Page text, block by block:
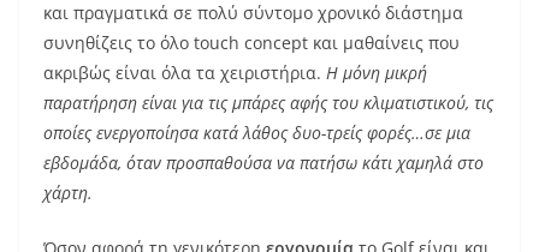
και πραγματικά σε πολύ σύντομο χρονικό διάστημα
συνηθίζεις το όλο touch concept και μαθαίνεις που
ακριβώς είναι όλα τα χειριστήρια. Η μόνη μικρή
παρατήρηση είναι για τις μπάρες αφής του κλιματιστικού, τις
οποίες ενεργοποίησα κατά λάθος δυο-τρείς φορές…σε μια
εβδομάδα, όταν προσπαθούσα να πατήσω κάτι χαμηλά στο
χάρτη.